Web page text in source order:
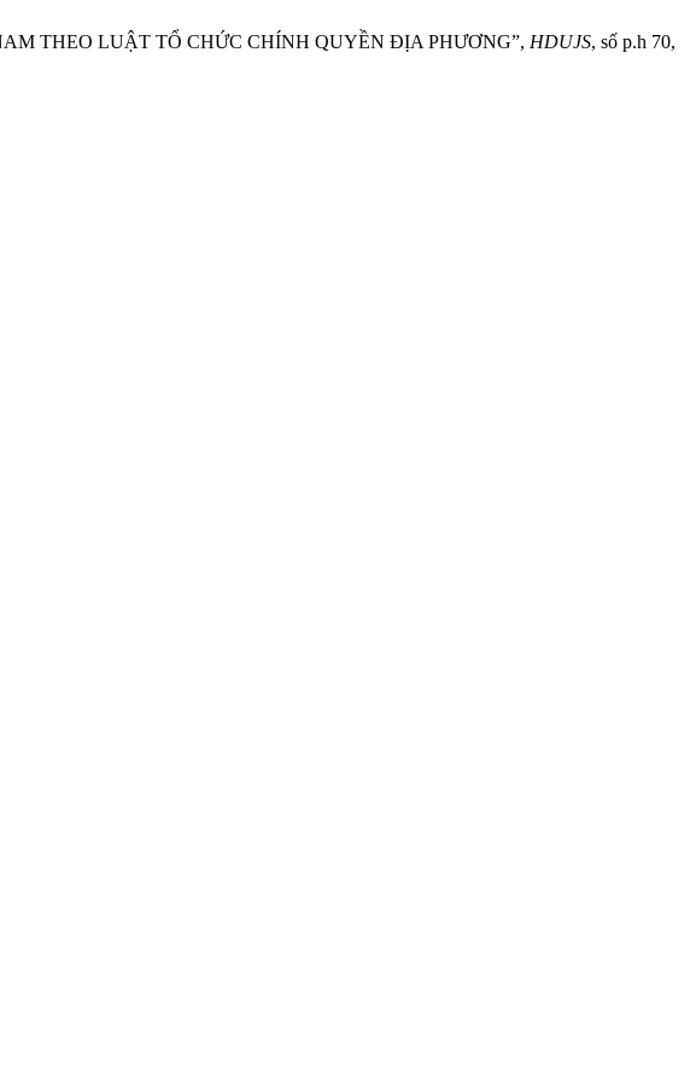
THEO LUẬT TỔ CHỨC CHÍNH QUYỀN ĐỊA PHƯƠNG”, HDUJS, số p.h 70,